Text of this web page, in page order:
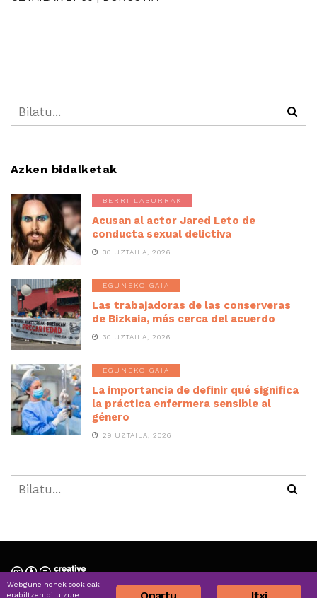
Azken bidalketak
BERRI LABURRAK
Acusan al actor Jared Leto de
conducta sexual delictiva
30 UZTAILA, 2026
EGUNEKO GAIA
Las trabajadoras de las conserveras
de Bizkaia, más cerca del acuerdo
30 UZTAILA, 2026
EGUNEKO GAIA
La importancia de definir qué significa
la práctica enfermera sensible al
género
29 UZTAILA, 2026
Nortzuk gara » Quiénes somos
Webgune honek cookieak
erabiltzen ditu zure